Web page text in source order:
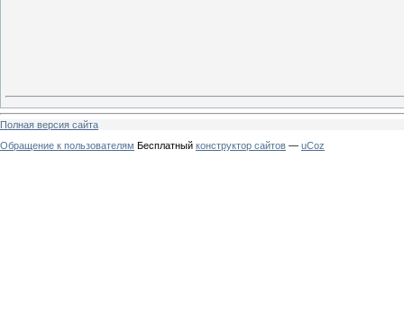
Полная версия сайта
Обращение к пользователям Бесплатный конструктор сайтов — uCoz